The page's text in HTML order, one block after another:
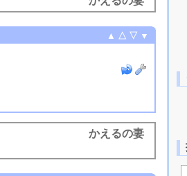
▲ △ ▽ ▼
かえるの妻